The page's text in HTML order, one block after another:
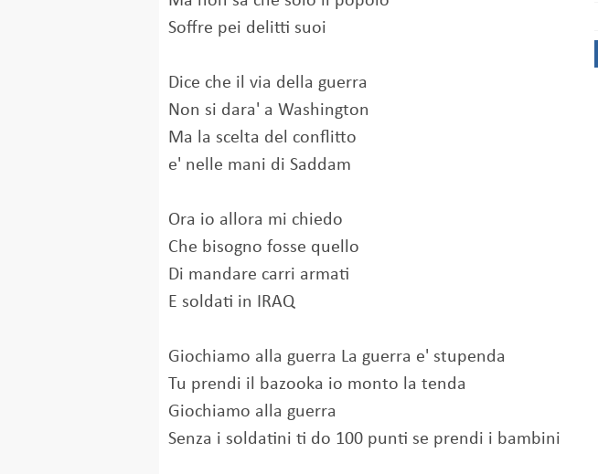
Soffre pei delitti suoi
Dice che il via della guerra
Non si dara' a Washington
Ma la scelta del conflitto
e' nelle mani di Saddam
Ora io allora mi chiedo
Che bisogno fosse quello
Di mandare carri armati
E soldati in IRAQ
Giochiamo alla guerra La guerra e' stupenda
Tu prendi il bazooka io monto la tenda
Giochiamo alla guerra
Senza i soldatini ti do 100 punti se prendi i bambini